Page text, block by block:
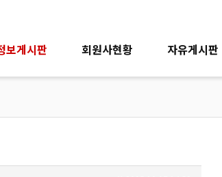
보게시판 회원사현황 자유게시판